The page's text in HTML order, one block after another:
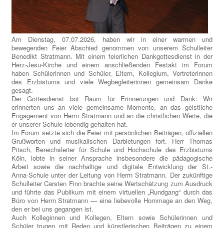
Am Dienstag, 07.07.2026, haben wir in einer warmen und
bewegenden Feier Abschied genommen von unserem Schulleiter
Benedikt Stratmann. Mit einem feierlichen Dankgottesdienst in der
Herz‑Jesu‑Kirche und einem anschließenden Festakt im Forum
haben Schülerinnen und Schüler, Eltern, Kollegium, Vertreterinnen
des Erzbistums und viele Wegbegleiterinnen gemeinsam Danke
gesagt.
Der Gottesdienst bot Raum für Erinnerungen und Dank: Wir
erinnerten uns an viele gemeinsame Momente, an das geistliche
Engagement von Herrn Stratmann und an die christlichen Werte, die
er unserer Schule lebendig gehalten hat.
Im Forum setzte sich die Feier mit persönlichen Beiträgen, offiziellen
Grußworten und musikalischen Darbietungen fort. Herr Thomas
Pitsch, Bereichsleiter für Schule und Hochschule des Erzbistums
Köln, lobte in seiner Ansprache insbesondere die pädagogische
Arbeit sowie die nachhaltige und digitale Entwicklung der St.-
Anna‑Schule unter der Leitung von Herrn Stratmann. Der zukünftige
Schulleiter Carsten Finn brachte seine Wertschätzung zum Ausdruck
und führte das Publikum mit einem virtuellen „Rundgang“ durch das
Büro von Herrn Stratmann — eine liebevolle Hommage an den Weg,
den er bei uns gegangen ist.
Auch Kolleginnen und Kollegen, Eltern sowie Schülerinnen und
Schüler trugen mit Reden und künstlerischen Beiträgen zu einem